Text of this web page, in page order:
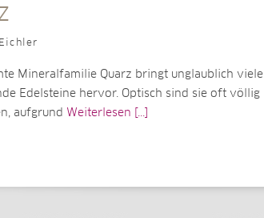
Mineralfamilie Quarz bringt unglaublich viele
Edelsteine hervor. Optisch sind sie oft völlig
aufgrund Weiterlesen [...]